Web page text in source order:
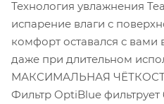
Технология увлажнения
испарение влаги с
комфорт оставался с вами
даже при длительном
МАКСИМАЛЬНАЯ
Фильтр OptiBlue фильтрует